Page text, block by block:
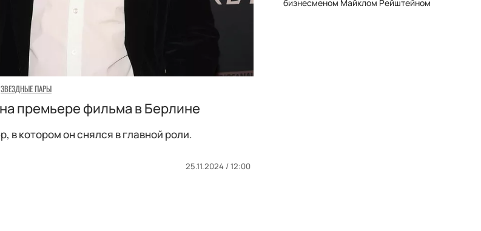
ЗВЕЗДНЫЕ ПАРЫ
премьере фильма в Берлине
в котором он снялся в главной роли.
25.11.2024 / 12:00
бизнесменом Майклом Рейштейном